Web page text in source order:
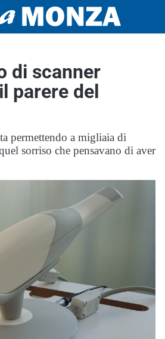
di scanner
parere del
permettendo a migliaia di
sorriso che pensavano di aver